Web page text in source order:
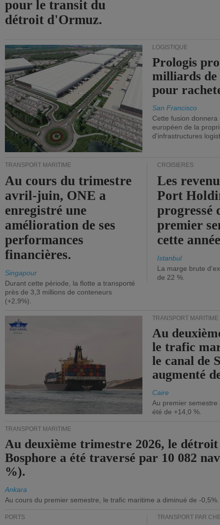
pour le transit du
détroit d'Ormuz.
LOGISTIQUE
Prologis
milliards
pour
San Francisco
Cette fusion
européen de la
d'infrastructures
TRANSPORT MARITIME
Au cours du trimestre
avril-juin, ONE a
enregistré une
amélioration de ses
performances
financières.
Singapour
Durant cette période, la flotte a transporté
près de 3,3 millions de conteneurs
(+2,9%).
CROISIÈRES
Les
Port
progressé
premier
cette
Istanbul
La marge brute
de 22 %.
TRANSPORT MARITIME
Au
le trafic
le canal de
augmenté
Caire
Au premier
été de +14,0 %.
TRANSPORT MARITIME
Au deuxième trimestre 2026, le
Bosphore a été traversé par 10 082
%).
Ankara
Au cours du premier semestre, le trafic maritime a diminué de -0,5%.
PORTS TRANSPORT PAR